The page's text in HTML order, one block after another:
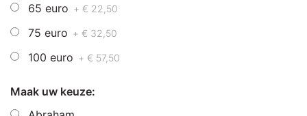
65 euro + € 22,50
75 euro + € 32,50
100 euro + € 57,50
Maak uw keuze: